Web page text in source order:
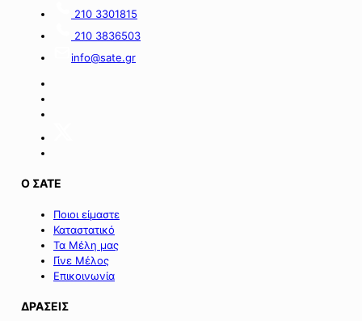
210 3301815
210 3836503
info@sate.gr
Ο ΣΑΤΕ
Ποιοι είμαστε
Καταστατικό
Τα Μέλη μας
Γίνε Μέλος
Επικοινωνία
ΔΡΑΣΕΙΣ